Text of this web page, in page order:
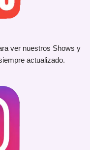
ver nuestros Shows y
actualizado.